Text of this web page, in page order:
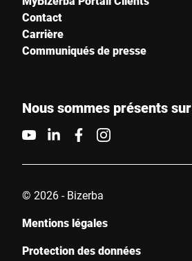
Contact
Carrière
Communiqués de presse
Nous sommes présents sur
© 2026 - Bizerba
Mentions légales
Protection des données